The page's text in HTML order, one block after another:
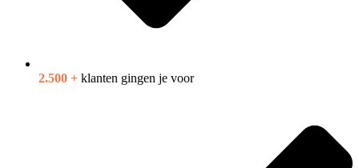
2.500 + klanten gingen je voor